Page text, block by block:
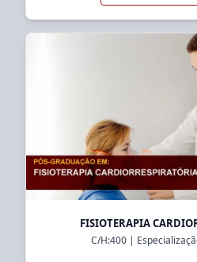
FISIOTERAPIA
C/H:400 |